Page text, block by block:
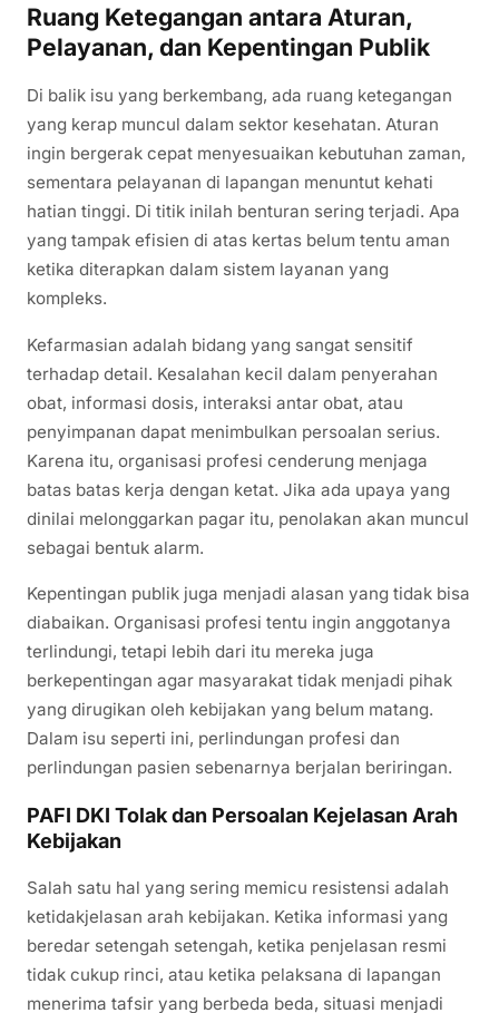
Ruang Ketegangan antara Aturan,
Pelayanan, dan Kepentingan Publik
Di balik isu yang berkembang, ada ruang ketegangan
yang kerap muncul dalam sektor kesehatan. Aturan
ingin bergerak cepat menyesuaikan kebutuhan zaman,
sementara pelayanan di lapangan menuntut kehati
hatian tinggi. Di titik inilah benturan sering terjadi. Apa
yang tampak efisien di atas kertas belum tentu aman
ketika diterapkan dalam sistem layanan yang
kompleks.
Kefarmasian adalah bidang yang sangat sensitif
terhadap detail. Kesalahan kecil dalam penyerahan
obat, informasi dosis, interaksi antar obat, atau
penyimpanan dapat menimbulkan persoalan serius.
Karena itu, organisasi profesi cenderung menjaga
batas batas kerja dengan ketat. Jika ada upaya yang
dinilai melonggarkan pagar itu, penolakan akan muncul
sebagai bentuk alarm.
Kepentingan publik juga menjadi alasan yang tidak bisa
diabaikan. Organisasi profesi tentu ingin anggotanya
terlindungi, tetapi lebih dari itu mereka juga
berkepentingan agar masyarakat tidak menjadi pihak
yang dirugikan oleh kebijakan yang belum matang.
Dalam isu seperti ini, perlindungan profesi dan
perlindungan pasien sebenarnya berjalan beriringan.
PAFI DKI Tolak dan Persoalan Kejelasan Arah
Kebijakan
Salah satu hal yang sering memicu resistensi adalah
ketidakjelasan arah kebijakan. Ketika informasi yang
beredar setengah setengah, ketika penjelasan resmi
tidak cukup rinci, atau ketika pelaksana di lapangan
menerima tafsir yang berbeda beda, situasi menjadi